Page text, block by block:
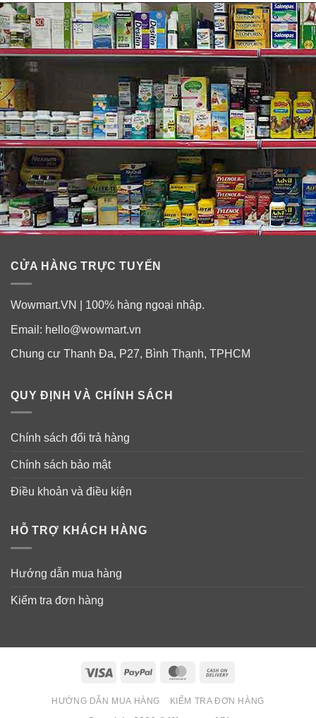
CỬA HÀNG TRỰC TUYẾN
Wowmart.VN | 100% hàng ngoại nhập.
Email: hello@wowmart.vn
Chung cư Thanh Đa, P27, Bình Thạnh, TPHCM
QUY ĐỊNH VÀ CHÍNH SÁCH
Chính sách đổi trả hàng
Chính sách bảo mật
Điều khoản và điều kiện
HỖ TRỢ KHÁCH HÀNG
Hướng dẫn mua hàng
Kiểm tra đơn hàng
Visa PayPal MasterCard
Delivery
HƯỚNG DẪN MUA HÀNG KIỂM TRA ĐƠN HÀNG